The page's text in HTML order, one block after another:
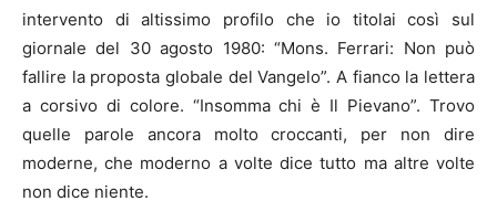
intervento di altissimo profilo che io titolai così sul
giornale del 30 agosto 1980: “Mons. Ferrari: Non può
fallire la proposta globale del Vangelo”. A fianco la lettera
a corsivo di colore. “Insomma chi è Il Pievano”. Trovo
quelle parole ancora molto croccanti, per non dire
moderne, che moderno a volte dice tutto ma altre volte
non dice niente.